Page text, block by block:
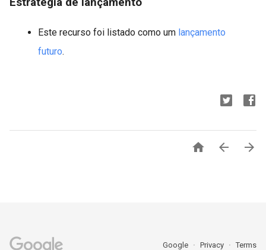
Este recurso foi listado como um lançamento
futuro.
  
Google Privacy Terms